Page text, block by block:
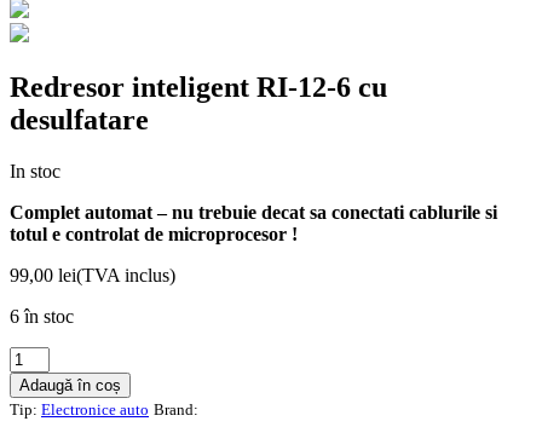
Redresor inteligent RI-12-6 cu
desulfatare
In stoc
Complet automat – nu trebuie decat sa conectati cablurile si
totul e controlat de microprocesor !
99,00 lei(TVA inclus)
6 în stoc
Cantitate
Redresor
inteligent
RI-
Adaugă în coș
Tip: Electronice auto Brand: